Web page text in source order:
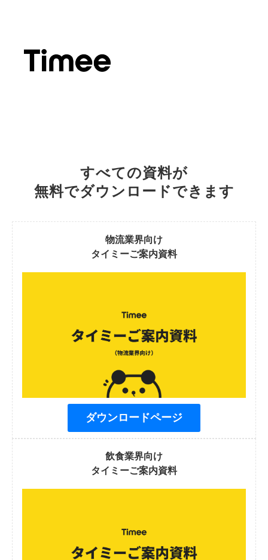
すべての資料が
無料でダウンロードできます
物流業界向け
タイミーご案内資料
ダウンロードページ
飲食業界向け
タイミーご案内資料